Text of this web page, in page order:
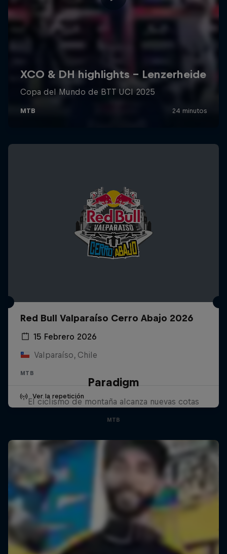
Red Bull Valparaíso Cerro Abajo 2026
15 Febrero 2026
Valparaíso, Chile
MTB
Ver la repetición
Paradigm
El ciclismo de montaña alcanza nuevas cotas
MTB